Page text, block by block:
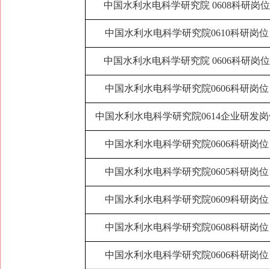
中国水利水电科学研究院 0608科研岗位
中国水利水电科学研究院0610科研岗位
中国水利水电科学研究院 0606科研岗位
中国水利水电科学研究院0606科研岗位
中国水利水电科学研究院0614企业研发
中国水利水电科学研究院0606科研岗位
中国水利水电科学研究院0605科研岗位
中国水利水电科学研究院0609科研岗位
中国水利水电科学研究院0608科研岗位
中国水利水电科学研究院0606科研岗位